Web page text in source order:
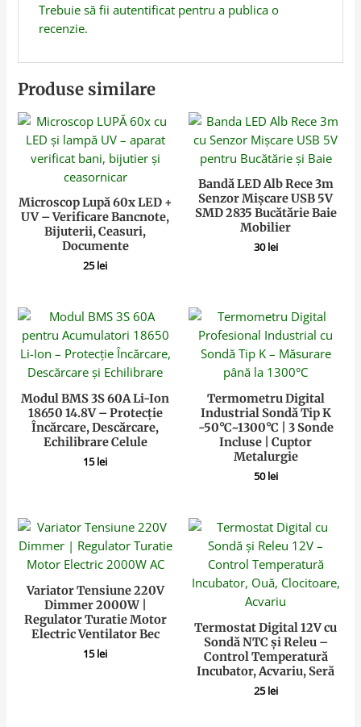
Trebuie să fii autentificatpentru a publica o
recenzie.
Produse similare
Microscop Lupă 60x LED +
UV – Verificare Bancnote,
Bijuterii, Ceasuri,
Documente
25lei
Bandă LED Alb Rece 3m
Senzor Mișcare USB 5V
SMD 2835 Bucătărie Baie
Mobilier
30lei
Modul BMS 3S 60A Li-Ion
18650 14.8V – Protecție
Încărcare, Descărcare,
Echilibrare Celule
15lei
Termometru Digital
Industrial Sondă Tip K
-50°C~1300°C | 3 Sonde
Incluse | Cuptor
Metalurgie
50lei
Variator Tensiune 220V
Dimmer 2000W |
Regulator Turatie Motor
Electric Ventilator Bec
15lei
Termostat Digital 12V cu
Sondă NTC și Releu –
Control Temperatură
Incubator, Acvariu, Seră
25lei